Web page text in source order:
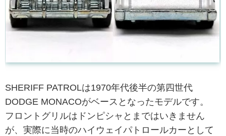
SHERIFF PATROLは1970年代後半の第四世代
DODGE MONACOがベースとなったモデルです。
フロントグリルはドンピシャとまではいきません
が、実際に当時のハイウェイパトロールカーとして